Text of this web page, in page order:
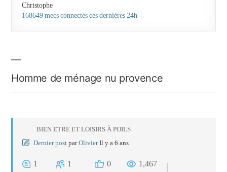
Christophe
168649 mecs connectés ces dernières 24h
Homme de ménage nu provence
BIEN ETRE ET LOISIRS À POILS
Dernier postparOlivierIl y a 6 ans
1 1 0 1,467